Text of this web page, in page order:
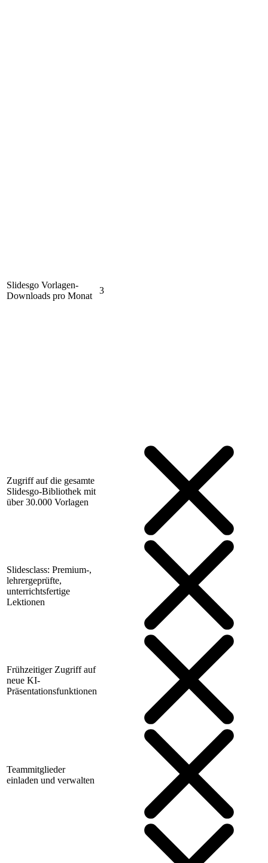
Slidesgo Vorlagen-
Downloads pro Monat
3
Zugriff auf die gesamte
Slidesgo-Bibliothek mit
über 30.000 Vorlagen
Slidesclass: Premium-,
lehrergeprüfte,
unterrichtsfertige
Lektionen
Frühzeitiger Zugriff auf
neue KI-
Präsentationsfunktionen
Teammitglieder
einladen und verwalten